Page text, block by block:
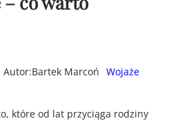
Autor:Bartek Marcoń Wojaże
które od lat przyciąga rodziny